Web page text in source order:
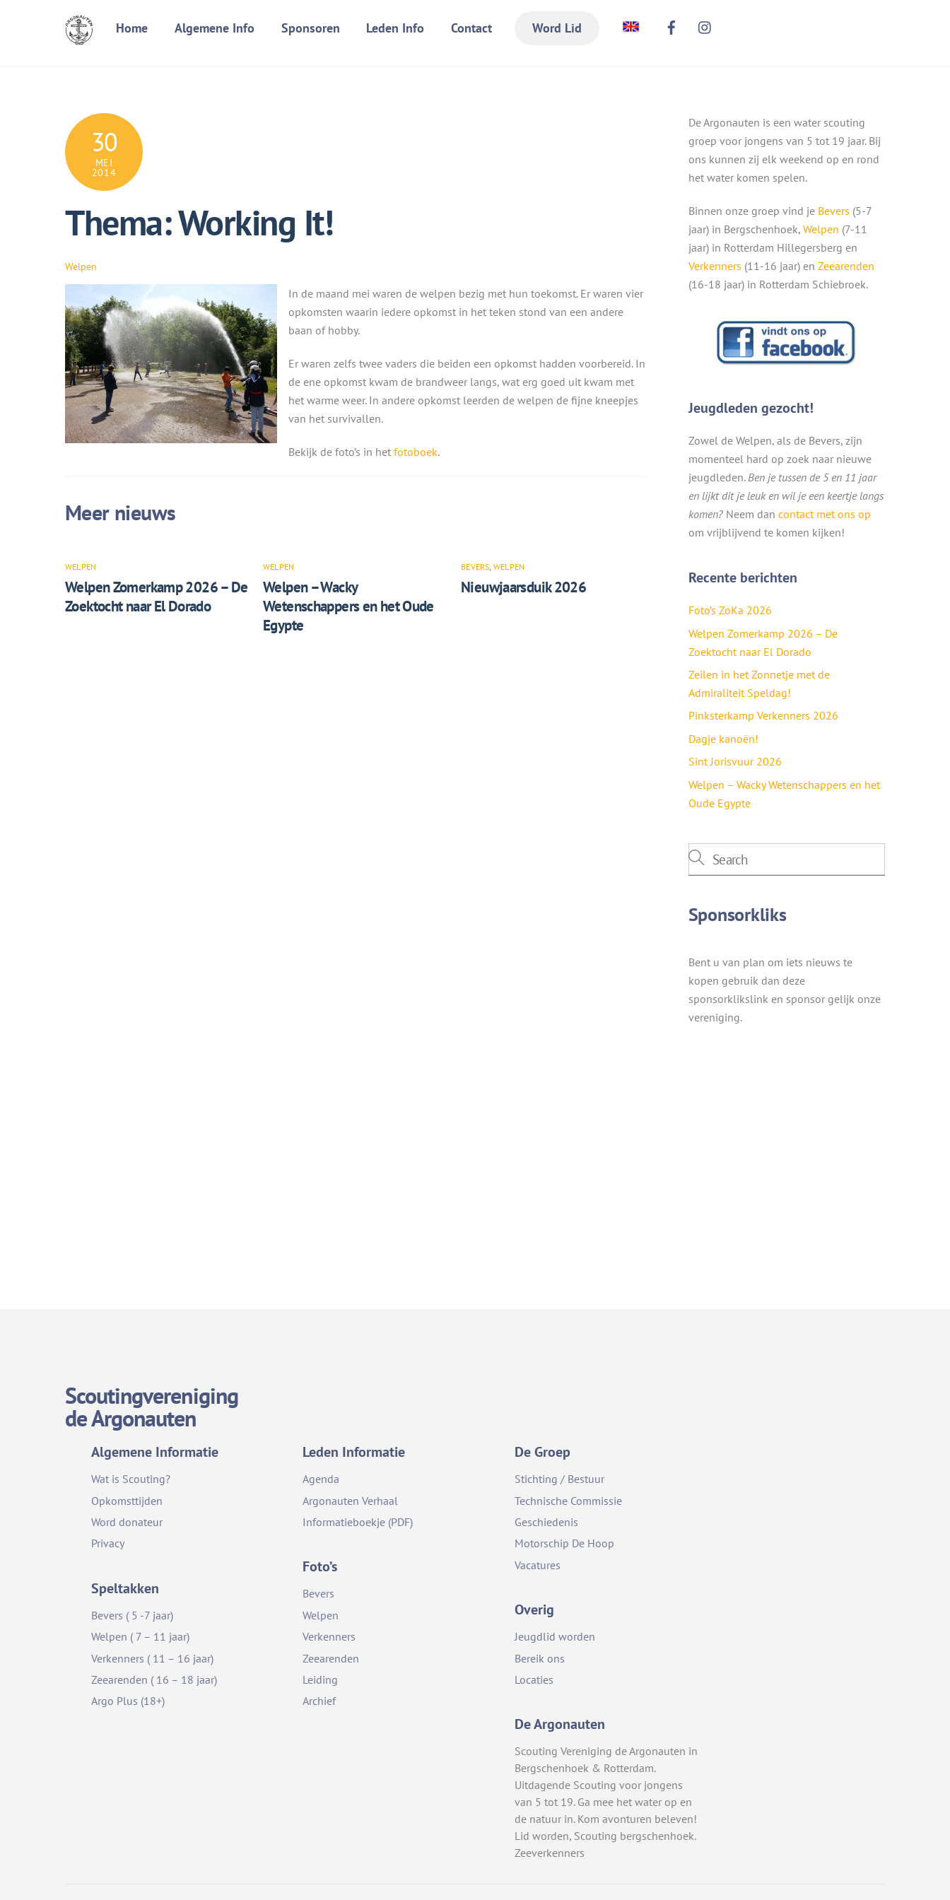
Home Algemene Info Sponsoren Leden Info Contact Word Lid
30
MEI
2014
Thema: Working It!
Welpen
In de maand mei waren de welpen bezig met hun toekomst. Er waren vier
opkomsten waarin iedere opkomst in het teken stond van een andere
baan of hobby.
Er waren zelfs twee vaders die beiden een opkomst hadden voorbereid. In
de ene opkomst kwam de brandweer langs, wat erg goed uit kwam met
het warme weer. In andere opkomst leerden de welpen de fijne kneepjes
van het survivallen.
Bekijk de foto’s in het fotoboek.
WELPEN
Welpen Zomerkamp 2026 – De
Zoektocht naar El Dorado
WELPEN
Welpen – Wacky
Wetenschappers en het Oude
Egypte
BEVERS WELPEN
Nieuwjaarsduik 2026
De Argonauten is een water scouting
groep voor jongens van 5 tot 19 jaar. Bij
ons kunnen zij elk weekend op en rond
het water komen spelen.
Binnen onze groep vind je Bevers (5-7
jaar) in Bergschenhoek, Welpen (7-11
jaar) in Rotterdam Hillegersberg en
Verkenners (11-16 jaar) en Zeearenden
(16-18 jaar) in Rotterdam Schiebroek.
Jeugdleden gezocht!
Zowel de Welpen, als de Bevers, zijn
momenteel hard op zoek naar nieuwe
jeugdleden. Ben je tussen de 5 en 11 jaar
en lijkt dit je leuk en wil je een keertje langs
komen?Neem dan contact met ons op
om vrijblijvend te komen kijken!
Recente berichten
Foto’s ZoKa 2026
Welpen Zomerkamp 2026 – De
Zoektocht naar El Dorado
Zeilen in het Zonnetje met de
Admiraliteit Speldag!
Pinksterkamp Verkenners 2026
Dagje kanoën!
Sint Jorisvuur 2026
Welpen – Wacky Wetenschappers en het
Oude Egypte
Sponsorkliks
Bent u van plan om iets nieuws te
kopen gebruik dan deze
sponsorklikslink en sponsor gelijk onze
vereniging.
Scoutingvereniging
de Argonauten
Algemene Informatie
Wat is Scouting?
Opkomsttijden
Word donateur
Privacy
Speltakken
Bevers ( 5 -7 jaar)
Welpen ( 7 – 11 jaar)
Verkenners ( 11 – 16 jaar)
Zeearenden ( 16 – 18 jaar)
Argo Plus (18+)
Leden Informatie
Agenda
Argonauten Verhaal
Informatieboekje (PDF)
Foto’s
Bevers
Welpen
Verkenners
Zeearenden
Leiding
Archief
De Groep
Stichting / Bestuur
Technische Commissie
Geschiedenis
Motorschip De Hoop
Vacatures
Overig
Jeugdlid worden
Bereik ons
Locaties
De Argonauten
Scouting Vereniging de Argonauten in
Bergschenhoek & Rotterdam.
Uitdagende Scouting voor jongens
van 5 tot 19. Ga mee het water op en
de natuur in. Kom avonturen beleven!
Lid worden, Scouting bergschenhoek.
Zeeverkenners